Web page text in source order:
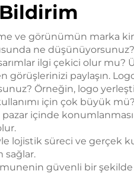
ve görünümün marka
ne
ilgi çekici olur
görüşlerinizi paylaşın.
Örneğin, logo
için çok büyük
içinde
lojistik süreci ve gerçek
sağlar.
güvenli bir şekilde